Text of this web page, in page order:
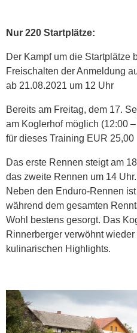
Nur 220 Startplätze:
Der Kampf um die Startplätze
Freischalten der Anmeldung
ab 21.08.2021 um 12 Uhr
Bereits am Freitag, dem 17.
am Koglerhof möglich (12:00
für dieses Training EUR 25,00
Das erste Rennen steigt am
das zweite Rennen um 14 Uhr.
Neben den Enduro-Rennen
während dem gesamten
Wohl bestens gesorgt. Das
Rinnerberger verwöhnt
kulinarischen Highlights.